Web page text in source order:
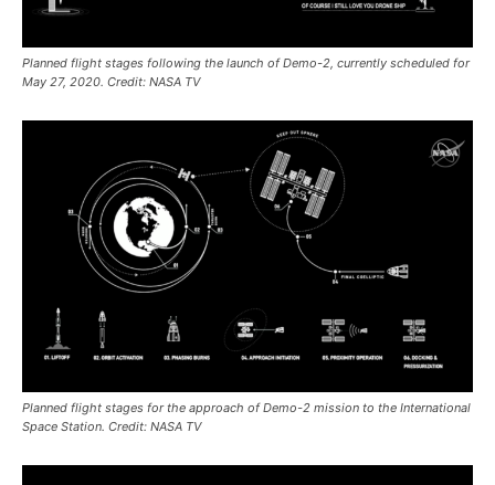
Planned flight stages following the launch of Demo-2, currently scheduled for
May 27, 2020. Credit: NASA TV
Planned flight stages for the approach of Demo-2 mission to the International
Space Station. Credit: NASA TV